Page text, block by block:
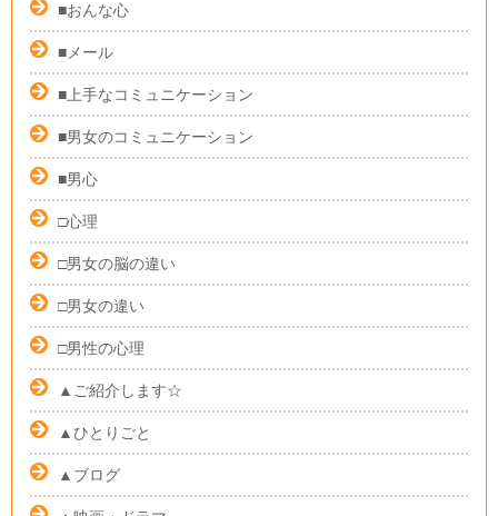
■おんな心
■メール
■上手なコミュニケーション
■男女のコミュニケーション
■男心
□心理
□男女の脳の違い
□男女の違い
□男性の心理
▲ご紹介します☆
▲ひとりごと
▲ブログ